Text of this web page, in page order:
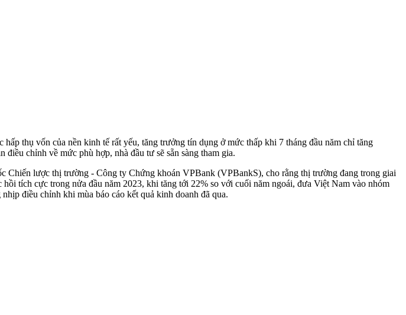
thụ vốn của nền kinh tế rất yếu, tăng trưởng tín dụng ở mức thấp khi 7 tháng đầu năm chỉ tăng
chỉnh về mức phù hợp, nhà đầu tư sẽ sẵn sàng tham gia.
Chiến lược thị trường - Công ty Chứng khoán VPBank (VPBankS), cho rằng thị trường đang trong giai
tích cực trong nửa đầu năm 2023, khi tăng tới 22% so với cuối năm ngoái, đưa Việt Nam vào nhóm
điều chỉnh khi mùa báo cáo kết quả kinh doanh đã qua.